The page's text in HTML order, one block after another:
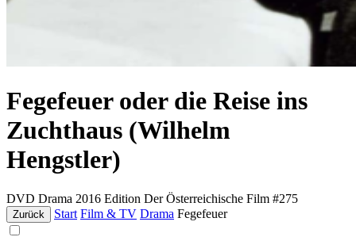
Fegefeuer oder die Reise ins
Zuchthaus (Wilhelm
Hengstler)
DVD Drama 2016 Edition Der Österreichische Film #275
Zurück Start Film & TV Drama Fegefeuer